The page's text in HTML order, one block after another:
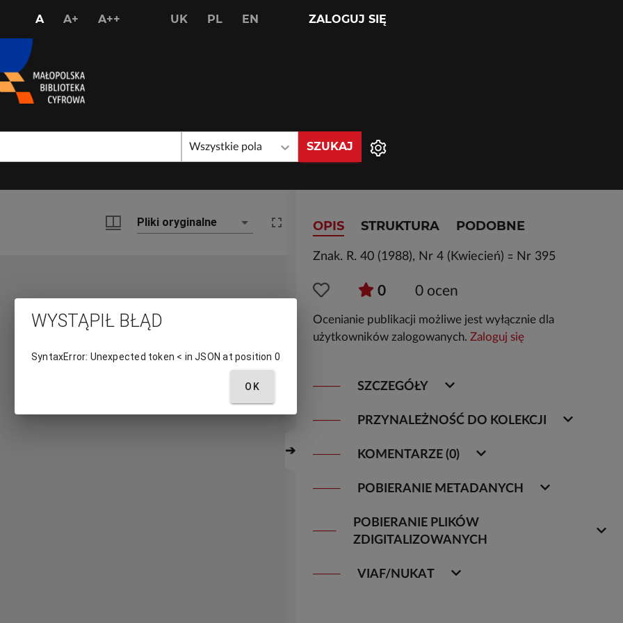
AUSTAW
A+ USTAW
A++ UK PL EN ZALOGUJ SIĘ
Wszystkie pola SZUKAJ
➔
OPIS STRUKTURA PODOBNE
Znak. R. 40 (1988), Nr 4 (Kwiecień) ꞊ Nr 395
Ocenianie publikacji możliwe jest wyłącznie dla
użytkowników zalogowanych. Zaloguj się
0 0 ocen
SZCZEGÓŁY
PRZYNALEŻNOŚĆ DO KOLEKCJI
KOMENTARZE (0)
POBIERANIE METADANYCH
POBIERANIE PLIKÓW
ZDIGITALIZOWANYCH
VIAF/NUKAT
WYSTĄPIŁ BŁĄD
SyntaxError: Unexpected token < in JSON at position 0
OK